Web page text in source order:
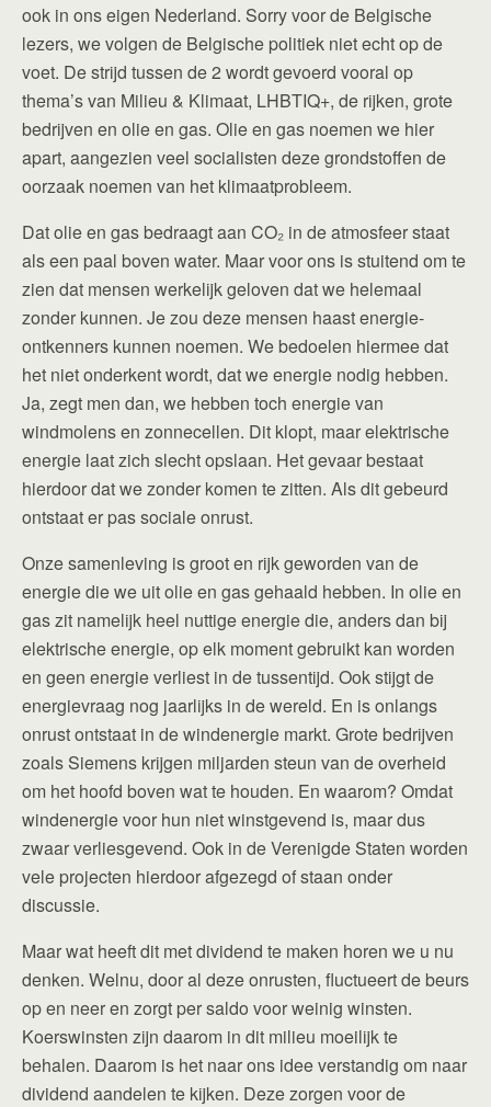
ook in ons eigen Nederland. Sorry voor de Belgische
lezers, we volgen de Belgische politiek niet echt op de
voet. De strijd tussen de 2 wordt gevoerd vooral op
thema’s van Milieu & Klimaat, LHBTIQ+, de rijken, grote
bedrijven en olie en gas. Olie en gas noemen we hier
apart, aangezien veel socialisten deze grondstoffen de
oorzaak noemen van het klimaatprobleem.
Dat olie en gas bedraagt aan CO₂ in de atmosfeer staat
als een paal boven water. Maar voor ons is stuitend om te
zien dat mensen werkelijk geloven dat we helemaal
zonder kunnen. Je zou deze mensen haast energie-
ontkenners kunnen noemen. We bedoelen hiermee dat
het niet onderkent wordt, dat we energie nodig hebben.
Ja, zegt men dan, we hebben toch energie van
windmolens en zonnecellen. Dit klopt, maar elektrische
energie laat zich slecht opslaan. Het gevaar bestaat
hierdoor dat we zonder komen te zitten. Als dit gebeurd
ontstaat er pas sociale onrust.
Onze samenleving is groot en rijk geworden van de
energie die we uit olie en gas gehaald hebben. In olie en
gas zit namelijk heel nuttige energie die, anders dan bij
elektrische energie, op elk moment gebruikt kan worden
en geen energie verliest in de tussentijd. Ook stijgt de
energievraag nog jaarlijks in de wereld. En is onlangs
onrust ontstaat in de windenergie markt. Grote bedrijven
zoals Siemens krijgen miljarden steun van de overheid
om het hoofd boven wat te houden. En waarom? Omdat
windenergie voor hun niet winstgevend is, maar dus
zwaar verliesgevend. Ook in de Verenigde Staten worden
vele projecten hierdoor afgezegd of staan onder
discussie.
Maar wat heeft dit met dividend te maken horen we u nu
denken. Welnu, door al deze onrusten, fluctueert de beurs
op en neer en zorgt per saldo voor weinig winsten.
Koerswinsten zijn daarom in dit milieu moeilijk te
behalen. Daarom is het naar ons idee verstandig om naar
dividend aandelen te kijken. Deze zorgen voor de